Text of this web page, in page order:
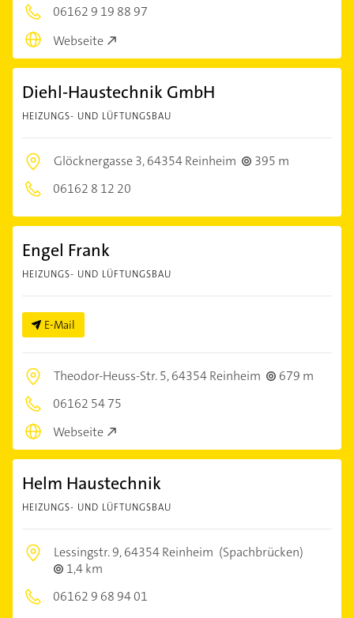
06162 9 19 88 97
Webseite
Diehl-Haustechnik GmbH
HEIZUNGS- UND LÜFTUNGSBAU
Glöcknergasse 3,64354 Reinheim
395 m
06162 8 12 20
Engel Frank
HEIZUNGS- UND LÜFTUNGSBAU
E-Mail
Theodor-Heuss-Str. 5,64354 Reinheim
679 m
06162 54 75
Webseite
Helm Haustechnik
HEIZUNGS- UND LÜFTUNGSBAU
Lessingstr. 9,64354 Reinheim (Spachbrücken)
1,4 km
06162 9 68 94 01